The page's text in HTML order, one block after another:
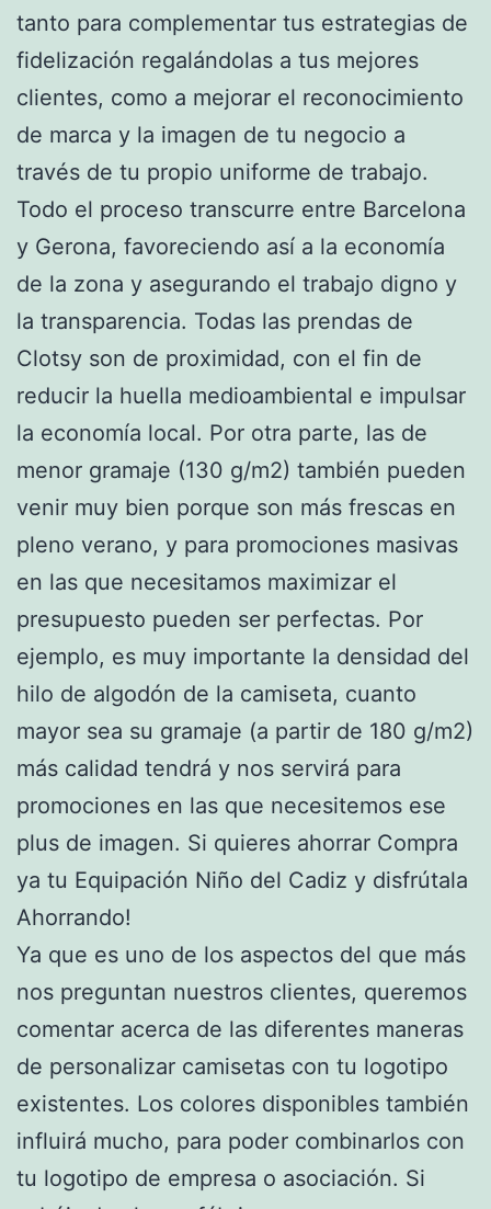
tanto para complementar tus estrategias de
fidelización regalándolas a tus mejores
clientes, como a mejorar el reconocimiento
de marca y la imagen de tu negocio a
través de tu propio uniforme de trabajo.
Todo el proceso transcurre entre Barcelona
y Gerona, favoreciendo así a la economía
de la zona y asegurando el trabajo digno y
la transparencia. Todas las prendas de
Clotsy son de proximidad, con el fin de
reducir la huella medioambiental e impulsar
la economía local. Por otra parte, las de
menor gramaje (130 g/m2) también pueden
venir muy bien porque son más frescas en
pleno verano, y para promociones masivas
en las que necesitamos maximizar el
presupuesto pueden ser perfectas. Por
ejemplo, es muy importante la densidad del
hilo de algodón de la camiseta, cuanto
mayor sea su gramaje (a partir de 180 g/m2)
más calidad tendrá y nos servirá para
promociones en las que necesitemos ese
plus de imagen. Si quieres ahorrar Compra
ya tu Equipación Niño del Cadiz y disfrútala
Ahorrando!
Ya que es uno de los aspectos del que más
nos preguntan nuestros clientes, queremos
comentar acerca de las diferentes maneras
de personalizar camisetas con tu logotipo
existentes. Los colores disponibles también
influirá mucho, para poder combinarlos con
tu logotipo de empresa o asociación. Si